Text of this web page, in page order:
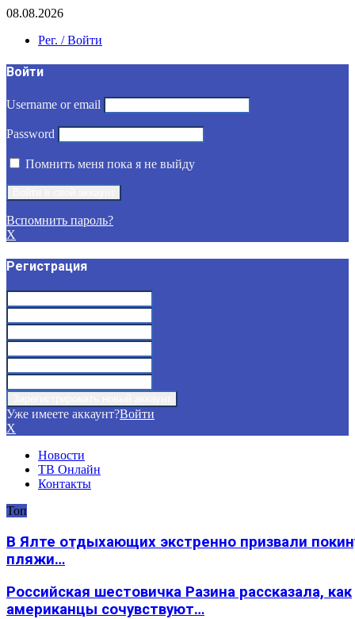
08.08.2026
Рег. / Войти
Войти
Username or email
Password
Помнить меня пока я не выйду
Вспомнить пароль?
X
Регистрация
Уже имеете аккаунт?Войти
X
Новости
ТВ Онлайн
Контакты
Топ
В Ялте отдыхающих экстренно призвали
пляжи…
Российская шестовичка Разина рассказала, как
американцы сочувствуют…